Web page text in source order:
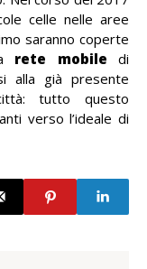
celle nelle aree
saranno coperte
rete mobile di
alla già presente
tutto questo
verso l’ideale di